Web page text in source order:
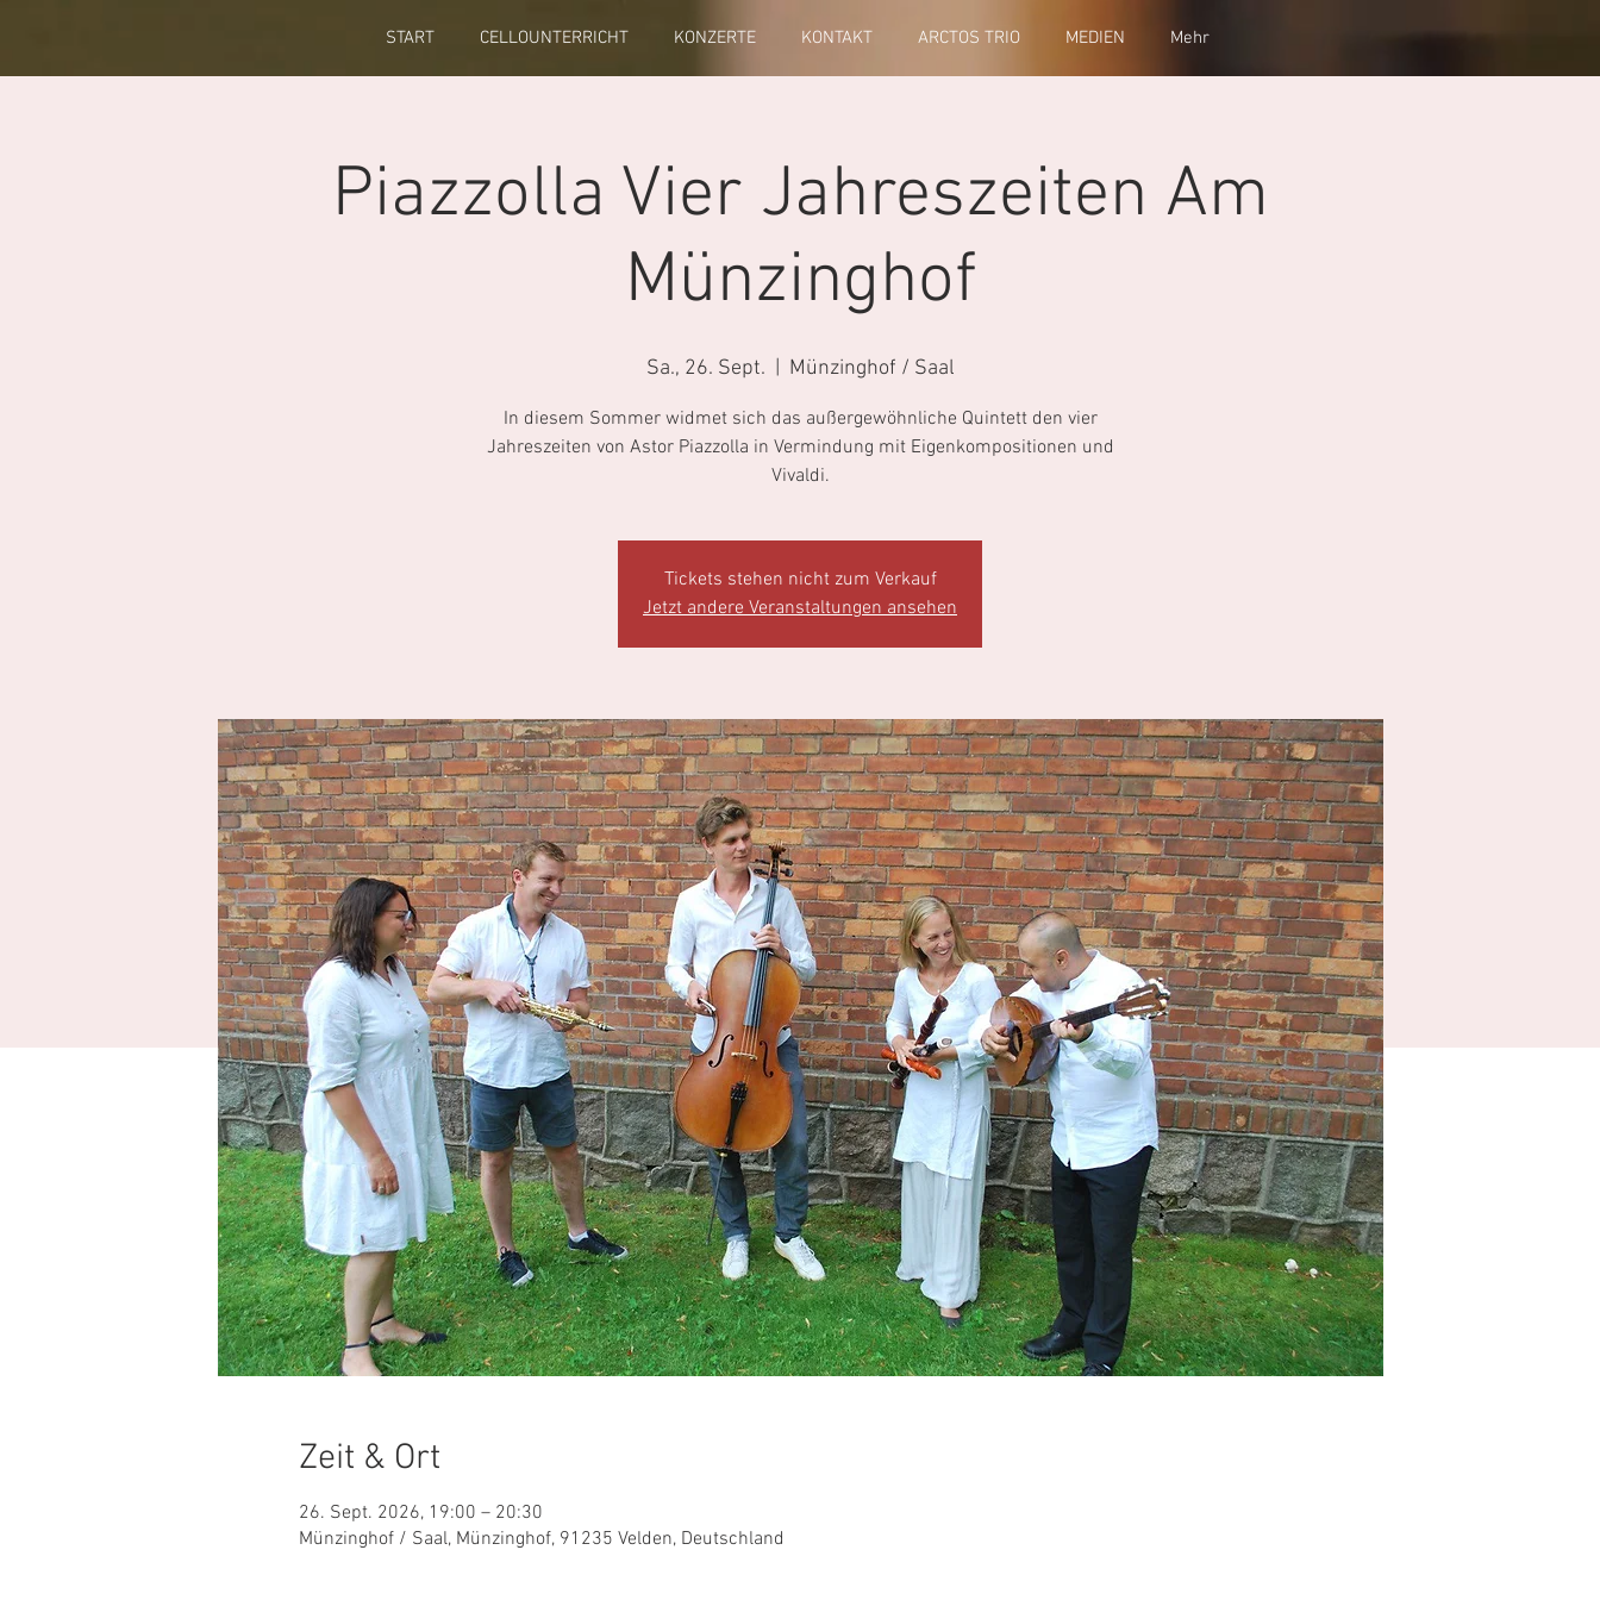
START CELLOUNTERRICHT KONZERTE KONTAKT ARCTOS TRIO MEDIEN Mehr
Piazzolla Vier Jahreszeiten Am
Münzinghof
Sa., 26. Sept. Münzinghof / Saal
In diesem Sommer widmet sich das außergewöhnliche Quintett den vier
Jahreszeiten von Astor Piazzolla in Vermindung mit Eigenkompositionen und
Vivaldi.
Tickets stehen nicht zum Verkauf
Jetzt andere Veranstaltungen ansehen
Zeit & Ort
26. Sept. 2026, 19:00 – 20:30
Münzinghof / Saal, Münzinghof, 91235 Velden, Deutschland